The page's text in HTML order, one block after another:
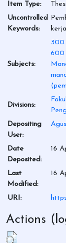
Item Type:
Uncontrolled
Keywords:
Subjects:
300
600
Divisions:
Depositing
User:
Date
Deposited:
16
Last
Modified:
16
URI:
Actions